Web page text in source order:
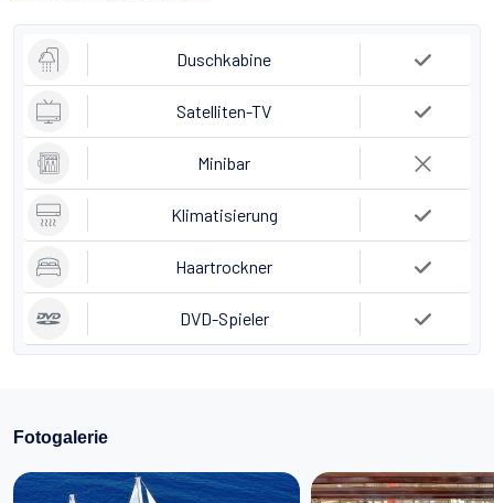
Duschkabine
Satelliten-TV
Minibar
Klimatisierung
Haartrockner
DVD-Spieler
Fotogalerie